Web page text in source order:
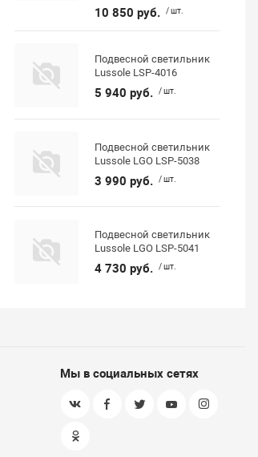
10 850 руб. / шт.
Подвесной светильник
Lussole LSP-4016
5 940 руб. / шт.
Подвесной светильник
Lussole LGO LSP-5038
3 990 руб. / шт.
Подвесной светильник
Lussole LGO LSP-5041
4 730 руб. / шт.
Мы в социальных сетях